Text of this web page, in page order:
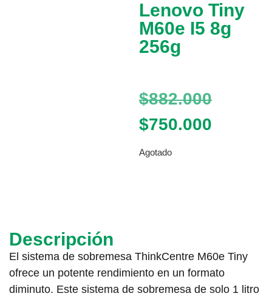
Lenovo Tiny
M60e I5 8g
256g
$882.000
$750.000
Agotado
Descripción
El sistema de sobremesa ThinkCentre M60e Tiny
ofrece un potente rendimiento en un formato
diminuto. Este sistema de sobremesa de solo 1 litro